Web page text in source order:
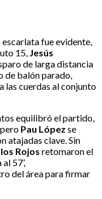
fue evidente,
15, Jesús
de larga distancia
de balón parado,
las cuerdas al conjunto
equilibró el partido,
Pau López se
atajadas clave. Sin
Rojos retomaron el
57’,
del área para firmar